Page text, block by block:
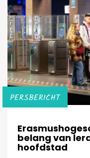
PERSBERICHT
belang van
hoofdstad